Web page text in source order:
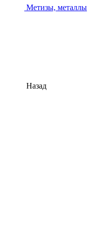
Метизы, металлы
Назад